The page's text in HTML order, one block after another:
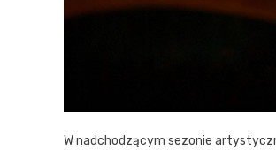
W nadchodzącym sezonie